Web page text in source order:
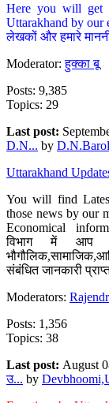
Here you will get
Uttarakhand by our
लेखकों और हमारे
Moderator:हुक्का बू
Posts: 9,385
Topics: 29
Last post:
D.N... by
Uttarakhand
You will find
those news by our
Economical
विभाग में आप
संबंधित जानकारी
Moderators:
Posts: 1,356
Topics: 38
Last post: August
उ... by